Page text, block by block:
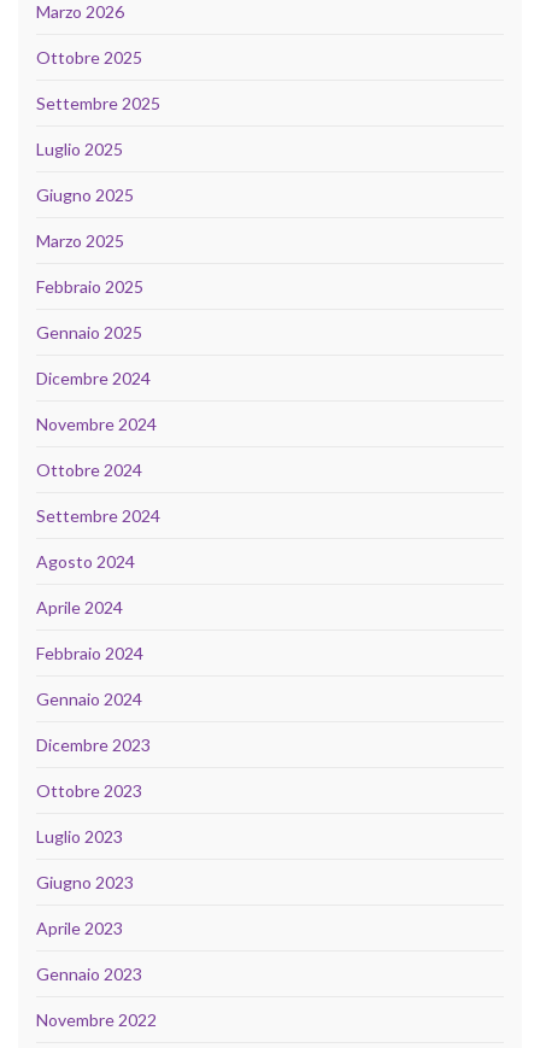
Marzo 2026
Ottobre 2025
Settembre 2025
Luglio 2025
Giugno 2025
Marzo 2025
Febbraio 2025
Gennaio 2025
Dicembre 2024
Novembre 2024
Ottobre 2024
Settembre 2024
Agosto 2024
Aprile 2024
Febbraio 2024
Gennaio 2024
Dicembre 2023
Ottobre 2023
Luglio 2023
Giugno 2023
Aprile 2023
Gennaio 2023
Novembre 2022